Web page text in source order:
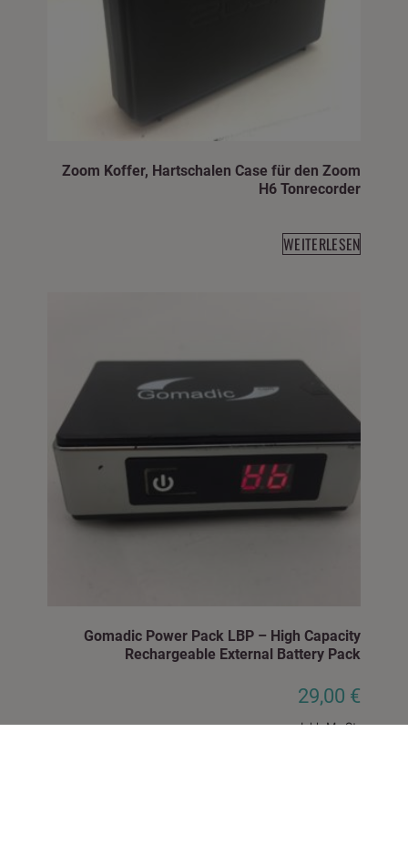
Zoom Koffer, Hartschalen Case für den Zoom
H6 Tonrecorder
WEITERLESEN
Gomadic Power Pack LBP – High Capacity
Rechargeable External Battery Pack
29,00 €
Inkl. MwSt.